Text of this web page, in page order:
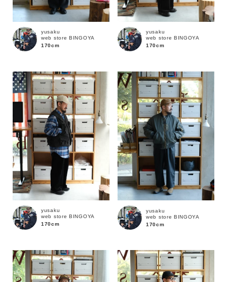
価格
商品タイプ
通常商品 予約商品
セール価格 WEB限定
在庫
在庫あり 在庫なし含む
yusaku
web store BINGOYA
170cm
yusaku
web store BINGOYA
170cm
yusaku
web store BINGOYA
170cm
yusaku
web store BINGOYA
170cm